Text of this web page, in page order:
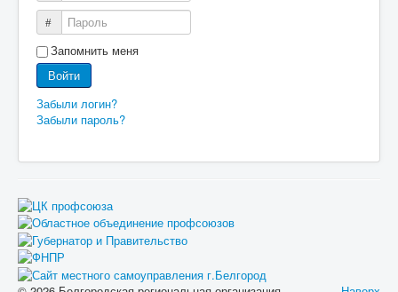
Пароль
Запомнить меня
Войти
Забыли логин?
Забыли пароль?